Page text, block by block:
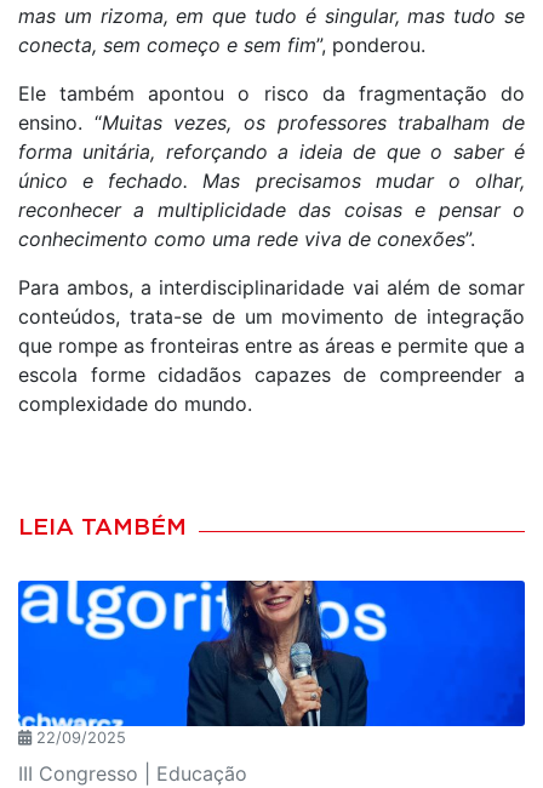
mas um rizoma, em que tudo é singular, mas tudo se
conecta, sem começo e sem fim”, ponderou.
Ele também apontou o risco da fragmentação do
ensino. “Muitas vezes, os professores trabalham de
forma unitária, reforçando a ideia de que o saber é
único e fechado. Mas precisamos mudar o olhar,
reconhecer a multiplicidade das coisas e pensar o
conhecimento como uma rede viva de conexões”.
Para ambos, a interdisciplinaridade vai além de somar
conteúdos, trata-se de um movimento de integração
que rompe as fronteiras entre as áreas e permite que a
escola forme cidadãos capazes de compreender a
complexidade do mundo.
LEIA TAMBÉM
22/09/2025
III Congresso | Educação